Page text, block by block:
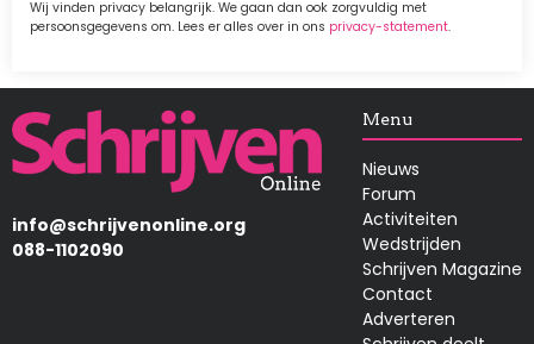
Wij vinden privacy belangrijk. We gaan dan ook zorgvuldig met
persoonsgegevens om. Lees er alles over in ons privacy-statement.
Afbeelding
info@schrijvenonline.org
088-1102090
Menu
Nieuws
Forum
Activiteiten
Wedstrijden
Schrijven Magazine
Contact
Adverteren